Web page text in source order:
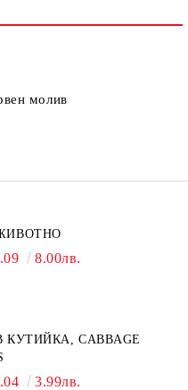
молив
8.00лв.
CABBAGE
3.99лв.